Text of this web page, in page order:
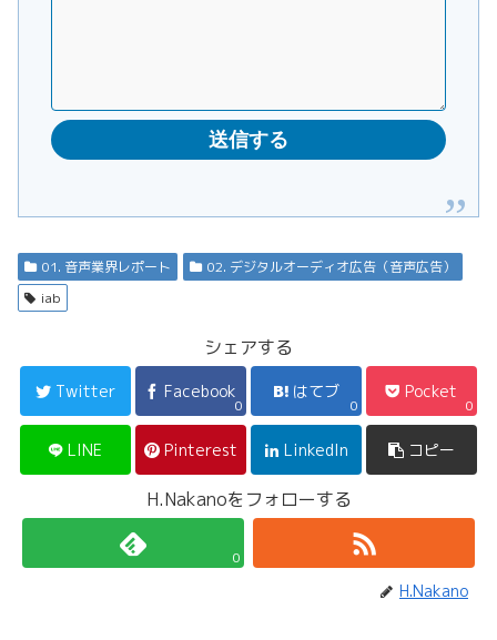
01. 音声業界レポート
02. デジタルオーディオ広告（音声広告）
iab
シェアする
Twitter Facebook
0
はてブ
0
Pocket
0
LINE Pinterest LinkedIn コピー
H.Nakanoをフォローする
0
H.Nakano